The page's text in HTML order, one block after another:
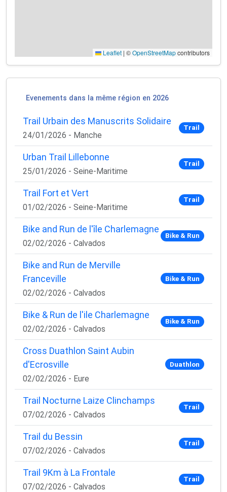
Leaflet | ©OpenStreetMapcontributors
Evenements dans la même région en 2026
Trail Urbain des Manuscrits Solidaire
24/01/2026 - Manche
Trail
Urban Trail Lillebonne
25/01/2026 - Seine-Maritime
Trail
Trail Fort et Vert
01/02/2026 - Seine-Maritime
Trail
Bike and Run de l'île Charlemagne
02/02/2026 - Calvados
Bike & Run
Bike and Run de Merville
Franceville
02/02/2026 - Calvados
Bike & Run
Bike & Run de l'ile Charlemagne
02/02/2026 - Calvados
Bike & Run
Cross Duathlon Saint Aubin
d'Ecrosville
02/02/2026 - Eure
Duathlon
Trail Nocturne Laize Clinchamps
07/02/2026 - Calvados
Trail
Trail du Bessin
07/02/2026 - Calvados
Trail
Trail 9Km à La Frontale
07/02/2026 - Calvados
Trail